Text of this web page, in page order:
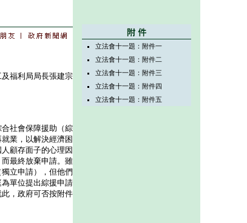
福利局局長張建宗
社會保障援助（綜
業，以解決經濟困
顧存面子的心理因
最終放棄申請。雖
立申請），但他們
單位提出綜援申請
，政府可否按附件
立法會十一題：附件一
立法會十一題：附件二
立法會十一題：附件三
立法會十一題：附件四
立法會十一題：附件五